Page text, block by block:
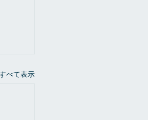
べて表示